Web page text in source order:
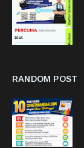
RANDOM POST